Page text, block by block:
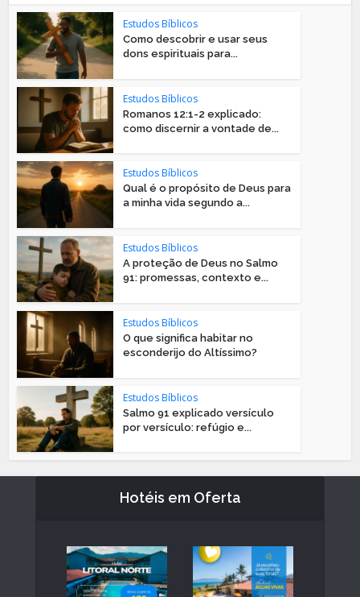
Estudos Bíblicos
Como descobrir e usar seus
dons espirituais para...
Estudos Bíblicos
Romanos 12:1-2 explicado:
como discernir a vontade de...
Estudos Bíblicos
Qual é o propósito de Deus para
a minha vida segundo a...
Estudos Bíblicos
A proteção de Deus no Salmo
91: promessas, contexto e...
Estudos Bíblicos
O que significa habitar no
esconderijo do Altíssimo?
Estudos Bíblicos
Salmo 91 explicado versículo
por versículo: refúgio e...
Hotéis em Oferta